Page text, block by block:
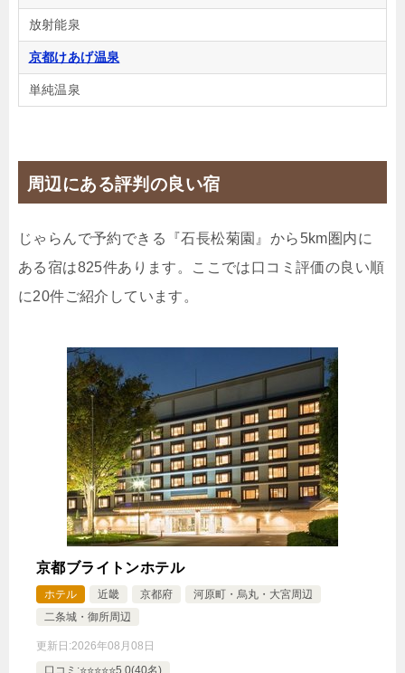
【禁煙】京の和室（くつろぎの和室10畳）
会席！京都の精進鍋をアレンジ♪
和室 🍴朝食・夕食 IN 15:00- OUT-10:00
禁煙ルーム
【禁煙】京の和室（くつろぎの和室10畳）
1泊大人1名合計（税込）
15,950円
じゃらんで確認する
【一人旅×朝食付】＜4室限定＞清水寺・平安神宮◆
気ままに京都巡り◆
和室 🍴朝食 IN15:00-
放射能泉
京都けあげ温泉
単純温泉
周辺にある評判の良い宿
じゃらんで予約できる『石長松菊園』から5km圏内に
ある宿は825件あります。ここでは口コミ評価の良い順
に20件ご紹介しています。
京都ブライトンホテル
ホテル 近畿 京都府
河原町・烏丸・大宮周辺
二条城・御所周辺
更新日:2026年08月08日
口コミ:⭐️⭐️⭐️⭐️⭐️5.0(40名)